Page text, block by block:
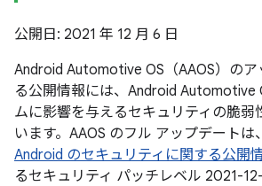
公開日: 2021 年 12 月 6 日
Android Automotive OS（AAOS）の
る公開情報には、Android Automotive
ムに影響を与えるセキュリティの脆弱
います。AAOS のフル アップデートは、
Android のセキュリティに関する公開
るセキュリティ パッチレベル 2021-